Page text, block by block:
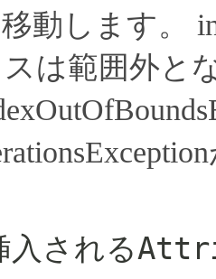
動します。
は範囲外と
入される